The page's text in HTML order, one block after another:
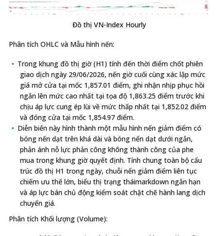
Đồ thị VN-Index Hourly
Phân tích OHLC và Mẫu hình nến:
Trong khung đồ thị giờ (H1) tính đến thời điểm chốt phiên
giao dịch ngày 29/06/2026, nến giờ cuối cùng xác lập mức
giá mở cửa tại mốc 1,857.01 điểm, ghi nhận nhịp phục hồi
ngắn lên mức cao nhất tại tọa độ 1,863.25 điểm trước khi
chịu áp lực cung ép lùi về mức thấp nhất tại 1,852.02 điểm
và đóng cửa tại mốc 1,854.97 điểm.
Diễn biến này hình thành một mẫu hình nến giảm điểm có
bóng nến dạt trên khá dài và bóng nến dạt dưới ngắn,
phản ánh nỗ lực phản công không thành công của phe
mua trong khung giờ quyết định. Tính chung toàn bộ cấu
trúc đồ thị H1 trong ngày, chuỗi nến giảm điểm liên tục
chiếm ưu thế lớn, biểu thị trạng tháimarkdown ngắn hạn
và áp lực bán chủ động kiểm soát chặt chẽ hành lang dịch
chuyển giá.
Phân tích Khối lượng (Volume):